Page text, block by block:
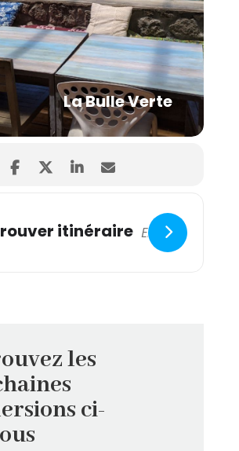
besoins
Accompagnement de 3 mois
– (cours collectifs d’1h30
p/semaine sur Zoom)
La Bulle Verte
itinéraire
les
ci-